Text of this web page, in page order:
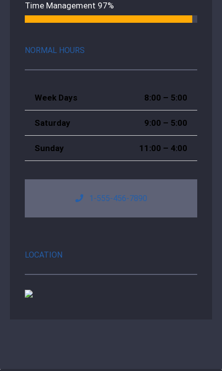
Time Management 97%
NORMAL HOURS
Week Days 8:00 – 5:00
Saturday 9:00 – 5:00
Sunday 11:00 – 4:00
1-555-456-7890
LOCATION